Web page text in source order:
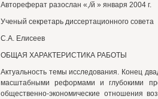
Автореферат разослан «,/й » января 2004 г.
Ученый секретарь диссертационного совета
С.А. Елисеев
ОБЩАЯ ХАРАКТЕРИСТИКА РАБОТЫ
Актуальность темы исследования. Конец
масштабными реформами и глубокими
общественно-экономические отношения